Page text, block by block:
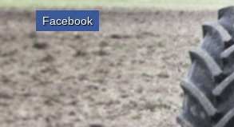
Facebook